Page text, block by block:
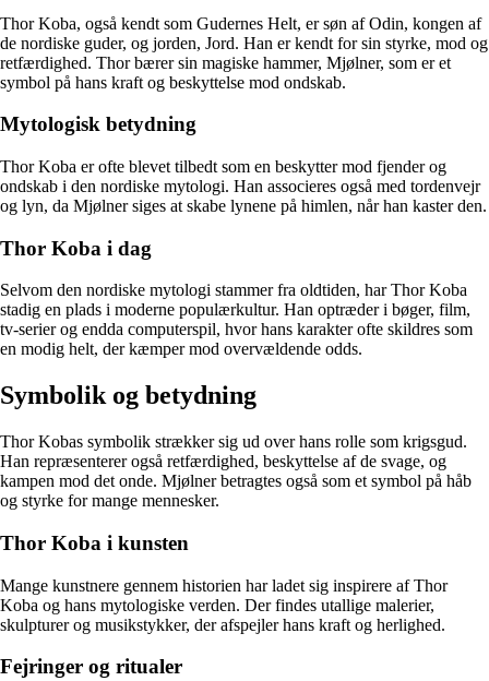
Thor Koba, også kendt som Gudernes Helt, er søn af Odin, kongen af
de nordiske guder, og jorden, Jord. Han er kendt for sin styrke, mod og
retfærdighed. Thor bærer sin magiske hammer, Mjølner, som er et
symbol på hans kraft og beskyttelse mod ondskab.
Mytologisk betydning
Thor Koba er ofte blevet tilbedt som en beskytter mod fjender og
ondskab i den nordiske mytologi. Han associeres også med tordenvejr
og lyn, da Mjølner siges at skabe lynene på himlen, når han kaster den.
Thor Koba i dag
Selvom den nordiske mytologi stammer fra oldtiden, har Thor Koba
stadig en plads i moderne populærkultur. Han optræder i bøger, film,
tv-serier og endda computerspil, hvor hans karakter ofte skildres som
en modig helt, der kæmper mod overvældende odds.
Symbolik og betydning
Thor Kobas symbolik strækker sig ud over hans rolle som krigsgud.
Han repræsenterer også retfærdighed, beskyttelse af de svage, og
kampen mod det onde. Mjølner betragtes også som et symbol på håb
og styrke for mange mennesker.
Thor Koba i kunsten
Mange kunstnere gennem historien har ladet sig inspirere af Thor
Koba og hans mytologiske verden. Der findes utallige malerier,
skulpturer og musikstykker, der afspejler hans kraft og herlighed.
Fejringer og ritualer